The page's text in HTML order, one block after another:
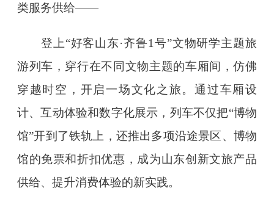
类服务供给——
登上“好客山东·齐鲁1号”文物研学主题旅
游列车，穿行在不同文物主题的车厢间，仿佛
穿越时空，开启一场文化之旅。通过车厢设
计、互动体验和数字化展示，列车不仅把“博物
馆”开到了铁轨上，还推出多项沿途景区、博物
馆的免票和折扣优惠，成为山东创新文旅产品
供给、提升消费体验的新实践。